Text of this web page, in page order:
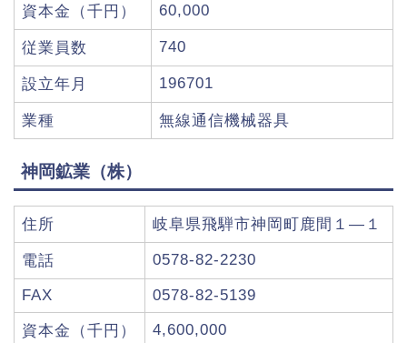
資本金（千円） 60,000
従業員数 740
設立年月 196701
業種 無線通信機械器具
神岡鉱業（株）
住所 岐阜県飛騨市神岡町鹿間１―１
電話 0578-82-2230
FAX 0578-82-5139
資本金（千円） 4,600,000